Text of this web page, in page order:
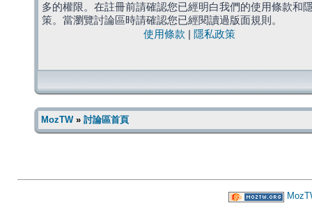
多的權限。在註冊前請確認您已經明白我們的使用條款和
策。當瀏覽討論區時請確認您已經閱讀過版面規則。
使用條款
隱私政策
MozTW» 討論區首頁